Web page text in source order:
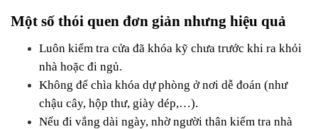
Một số thói quen đơn giản nhưng hiệu quả
Luôn kiểm tra cửa đã khóa kỹ chưa trước khi ra khỏi
nhà hoặc đi ngủ.
Không để chìa khóa dự phòng ở nơi dễ đoán (như
chậu cây, hộp thư, giày dép,…).
Nếu đi vắng dài ngày, nhờ người thân kiểm tra nhà